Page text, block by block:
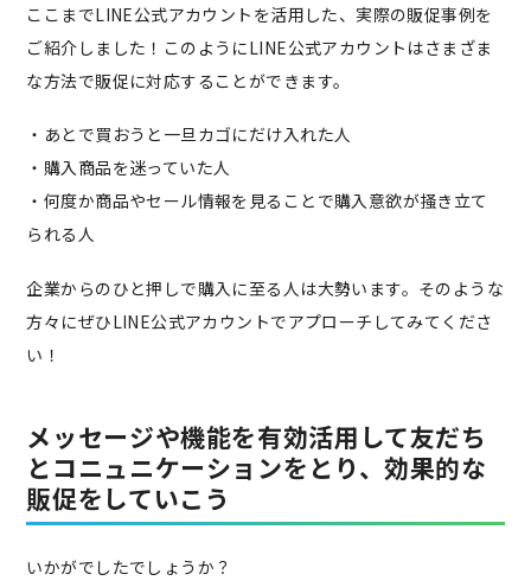
ここまでLINE公式アカウントを活用した、実際の販促事例を
ご紹介しました！このようにLINE公式アカウントはさまざま
な方法で販促に対応することができます。
・あとで買おうと一旦カゴにだけ入れた人
・購入商品を迷っていた人
・何度か商品やセール情報を見ることで購入意欲が掻き立て
られる人
企業からのひと押しで購入に至る人は大勢います。そのような
方々にぜひLINE公式アカウントでアプローチしてみてくださ
い！
メッセージや機能を有効活用して友だち
とコニュニケーションをとり、効果的な
販促をしていこう
いかがでしたでしょうか？